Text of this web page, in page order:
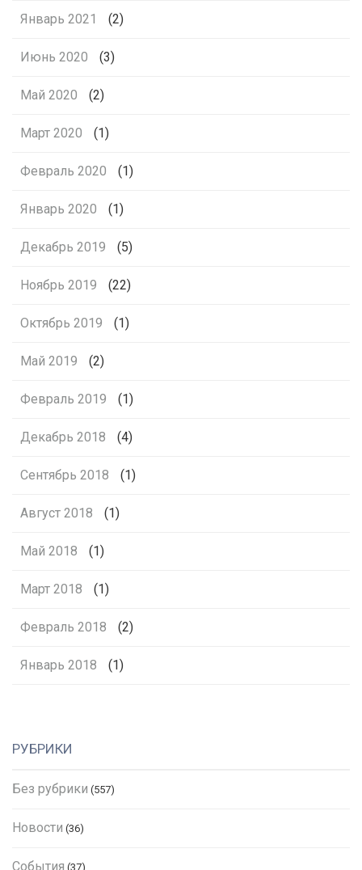
Январь 2021 (2)
Июнь 2020 (3)
Май 2020 (2)
Март 2020 (1)
Февраль 2020 (1)
Январь 2020 (1)
Декабрь 2019 (5)
Ноябрь 2019 (22)
Октябрь 2019 (1)
Май 2019 (2)
Февраль 2019 (1)
Декабрь 2018 (4)
Сентябрь 2018 (1)
Август 2018 (1)
Май 2018 (1)
Март 2018 (1)
Февраль 2018 (2)
Январь 2018 (1)
РУБРИКИ
Без рубрики (557)
Новости (36)
События (37)